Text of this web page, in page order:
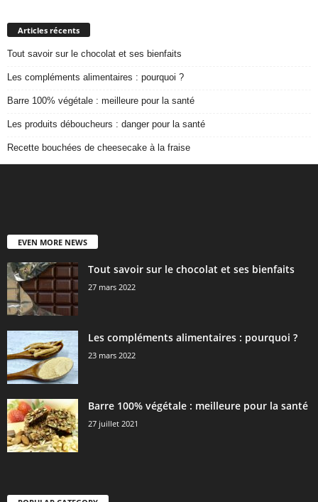
Articles récents
Tout savoir sur le chocolat et ses bienfaits
Les compléments alimentaires : pourquoi ?
Barre 100% végétale : meilleure pour la santé
Les produits déboucheurs : danger pour la santé
Recette bouchées de cheesecake à la fraise
EVEN MORE NEWS
Tout savoir sur le chocolat et ses bienfaits
27 mars 2022
Les compléments alimentaires : pourquoi ?
23 mars 2022
Barre 100% végétale : meilleure pour la santé
27 juillet 2021